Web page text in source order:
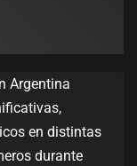
Argentina
en distintas
durante